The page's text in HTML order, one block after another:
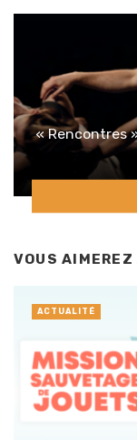
« Rencontres
VOUS AIMEREZ
ACTUALITÉ